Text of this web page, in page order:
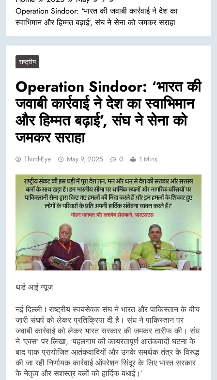
Operation Sindoor: ‘भारत की जवाबी कार्रवाई ने देश का
स्वाभिमान और हिम्मत बढ़ाई’, संघ ने सेना को जमकर सराहा
राष्ट्रीय
Operation Sindoor: ‘भारत की
जवाबी कार्रवाई ने देश का स्वाभिमान
और हिम्मत बढ़ाई’, संघ ने सेना को
जमकर सराहा
Third-Eye May 9, 2025 0 1 Mins
थर्ड आई न्यूज
नई दिल्ली I राष्ट्रीय स्वयंसेवक संघ ने भारत और पाकिस्तान के बीच
जारी संघर्ष को लेकर प्रतिक्रिया दी है। संघ ने पाकिस्तान पर
जवाबी कार्रवाई को लेकर भारत सरकार की जमकर तारीफ की। संघ
ने ‘एक्स’ पर लिखा, ‘पहलगाम की कायरतापूर्ण आतंकवादी घटना के
बाद पाक प्रायोजित आतंकवादियों और उनके समर्थक तंत्र के विरुद्ध
की जा रही निर्णायक कार्रवाई ऑपरेशन सिंदूर के लिए भारत सरकार
के नेतृत्व और सशस्त्र बलों को हार्दिक बधाई।’